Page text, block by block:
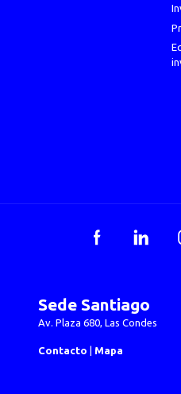
FacebookLinkedIn
Sede Santiago
Av. Plaza 680, Las Condes
Contacto | Mapa